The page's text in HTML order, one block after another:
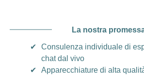
La nostra
✔
Consulenza individuale di
chat dal vivo
✔
Apparecchiature di alta